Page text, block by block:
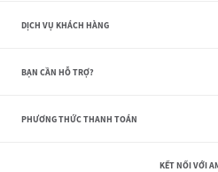
DỊCH VỤ KHÁCH HÀNG
BẠN CẦN HỖ TRỢ?
PHƯƠNG THỨC THANH TOÁN
KẾT NỐI VỚI